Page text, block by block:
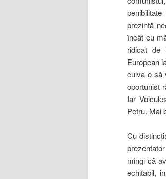
prezintă
încât eu
ridicat de
European
cuiva o să
oportunist
Iar
Petru. Mai
Cu
mingi că
echitabil,